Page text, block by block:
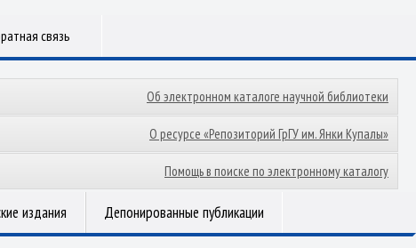
связь
Об электронном каталоге научной библиотеки
О ресурсе «Репозиторий ГрГУ им. Янки Купалы»
Помощь в поиске по электронному каталогу
издания Депонированные публикации